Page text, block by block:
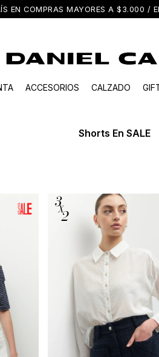
EN COMPRAS MAYORES A $3.000 /
ACCESORIOS CALZADO
Shorts En SALE